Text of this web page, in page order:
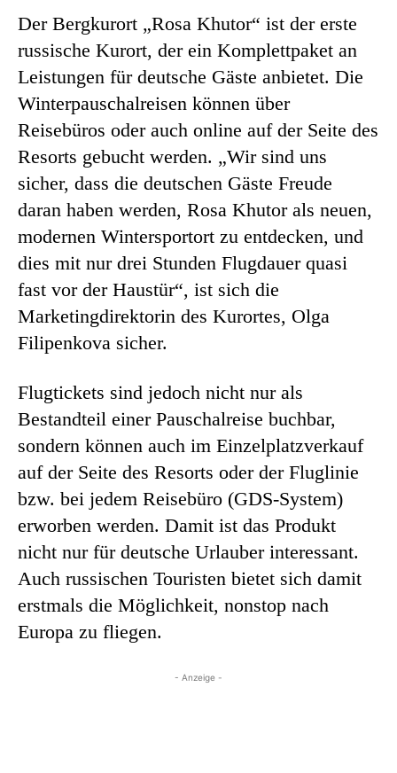
Der Bergkurort „Rosa Khutor“ ist der erste
russische Kurort, der ein Komplettpaket an
Leistungen für deutsche Gäste anbietet. Die
Winterpauschalreisen können über
Reisebüros oder auch online auf der Seite des
Resorts gebucht werden. „Wir sind uns
sicher, dass die deutschen Gäste Freude
daran haben werden, Rosa Khutor als neuen,
modernen Wintersportort zu entdecken, und
dies mit nur drei Stunden Flugdauer quasi
fast vor der Haustür“, ist sich die
Marketingdirektorin des Kurortes, Olga
Filipenkova sicher.
Flugtickets sind jedoch nicht nur als
Bestandteil einer Pauschalreise buchbar,
sondern können auch im Einzelplatzverkauf
auf der Seite des Resorts oder der Fluglinie
bzw. bei jedem Reisebüro (GDS-System)
erworben werden. Damit ist das Produkt
nicht nur für deutsche Urlauber interessant.
Auch russischen Touristen bietet sich damit
erstmals die Möglichkeit, nonstop nach
Europa zu fliegen.
- Anzeige -